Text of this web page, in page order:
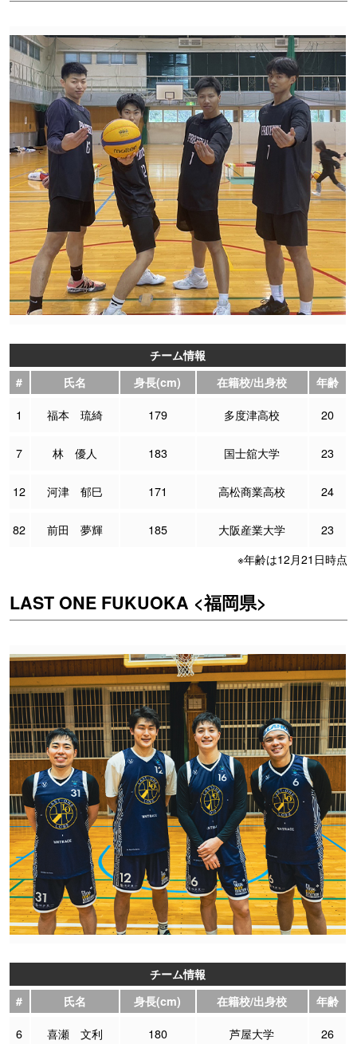
チーム情報
#
氏名 身長(cm) 在籍校/出身校 年齢
1 福本 琉綺 179 多度津高校 20
7 林 優人 183 国士舘大学 23
12 河津 郁巳 171 高松商業高校 24
82 前田 夢輝 185 大阪産業大学
23
※年齢は12月21日時点
LAST ONE FUKUOKA <福岡県>
チーム情報
#
氏名 身長(cm) 在籍校/出身校 年齢
6 喜瀬 文利 180 芦屋大学 26